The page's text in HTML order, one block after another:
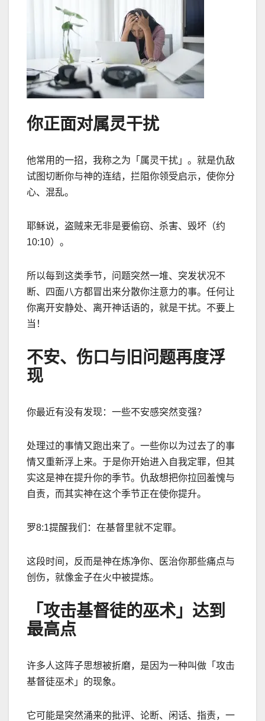
你正面对属灵干扰
他常用的一招，我称之为「属灵干扰」。就是仇敌
试图切断你与神的连结，拦阻你领受启示，使你分
心、混乱。
耶稣说，盗贼来无非是要偷窃、杀害、毁坏（约
10:10）。
所以每到这类季节，问题突然一堆、突发状况不
断、四面八方都冒出来分散你注意力的事。任何让
你离开安静处、离开神话语的，就是干扰。不要上
当！
不安、伤口与旧问题再度浮
现
你最近有没有发现：一些不安感突然变强？
处理过的事情又跑出来了。一些你以为过去了的事
情又重新浮上来。于是你开始进入自我定罪，但其
实这是神在提升你的季节。仇敌想把你拉回羞愧与
自责，而其实神在这个季节正在使你提升。
罗8:1提醒我们：在基督里就不定罪。
这段时间，反而是神在炼净你、医治你那些痛点与
创伤，就像金子在火中被提炼。
「攻击基督徒的巫术」达到
最高点
许多人这阵子思想被折磨，是因为一种叫做「攻击
基督徒巫术」的现象。
它可能是突然涌来的批评、论断、闲话、指责，一